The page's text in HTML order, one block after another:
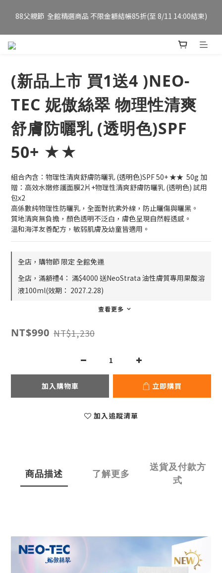
妮傲絲翠官方旗艦店 全新改版 全館免運/夏日慶典 會員12%點數回
LINE購物導購  88父親節加碼LINE POINTS 8%回饋 (詳見說明 至
妮傲絲翠官方旗艦店 全新改版 全館免運/夏日慶典 會員12%點數回
(新品上市 買1送4 )NEO-
TEC 妮傲絲翠 物理性清爽
舒膚防曬乳 (透明色)SPF
50+ ★★
組合內含：物理性清爽舒膚防曬乳 (透明色)SPF 50+ ★★  50g 加
贈：高效水嫩修護面膜2片+物理性清爽舒膚防曬乳 (透明色) 試用
包x2
高係數純物理性防曬乳，全面對抗紫外線，防止曬傷與曬黑。
質地清爽無負擔，顏色透明不泛白，膚色呈現自然輕透感。
溫和海洋友善配方，敏弱肌膚及幼童皆適用。
全店，購物節 限定 全館免運
全店，滿額禮4： 滿$4000 送NeoStrata 油性膚質專用果酸溶
液100ml(效期： 2027.2.28)
查看更多
NT$990 NT$1,230
加入購物車 立即購買
加入追蹤清單
商品描述 了解更多
送貨及付款方
式